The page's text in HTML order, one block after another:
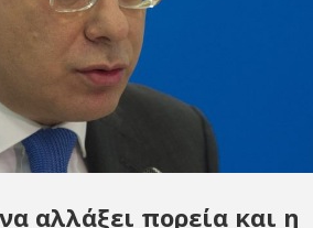
αλλάξει πορεία και η